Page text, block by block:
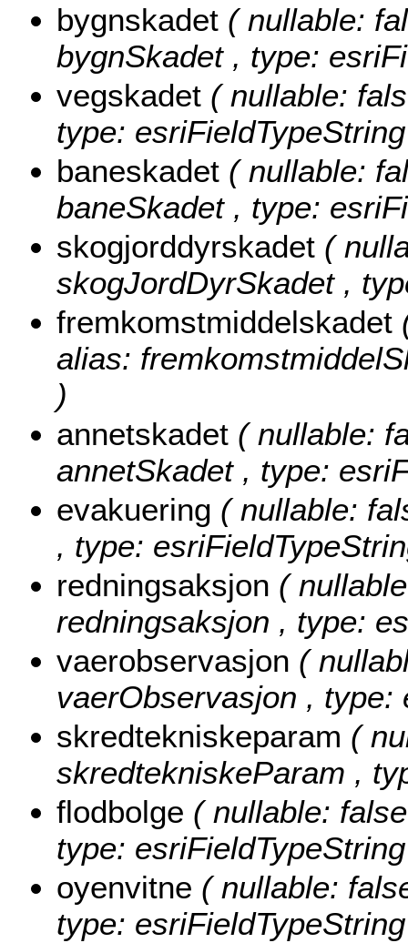
bygnskadet ( nullable:
bygnSkadet , type:
vegskadet ( nullable:
type:
baneskadet ( nullable:
baneSkadet , type:
skogjorddyrskadet (
skogJordDyrSkadet ,
fremkomstmiddelskadet
alias:
)
annetskadet ( nullable:
annetSkadet , type:
evakuering ( nullable:
, type:
redningsaksjon (
redningsaksjon , type:
vaerobservasjon (
vaerObservasjon , type:
skredtekniskeparam (
skredtekniskeParam ,
flodbolge ( nullable:
type:
oyenvitne ( nullable:
type: